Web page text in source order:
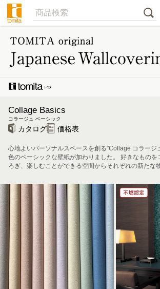
Collage Basics
コラージュ ベーシック
カタログ 価格表
心地よいパーソナルスペースを創る"Collage コラージ
色のベーシックな壁紙が加わりました。 好きなものを
ろぎ、楽しむことができる空間からそれぞれの新たな